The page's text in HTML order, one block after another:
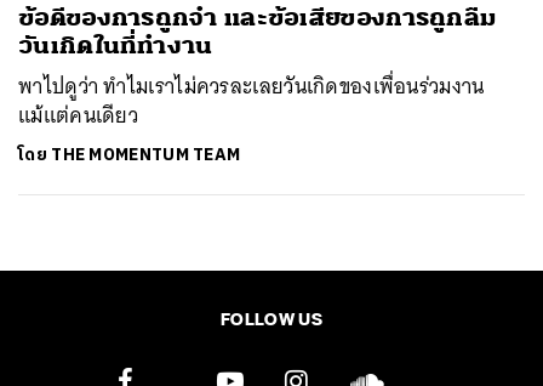
ข้อดีของการถูกจำ และข้อเสียของการถูกลืม
วันเกิดในที่ทำงาน
พาไปดูว่า ทำไมเราไม่ควรละเลยวันเกิดของเพื่อนร่วมงาน
แม้แต่คนเดียว
โดย THE MOMENTUM TEAM
FOLLOW US